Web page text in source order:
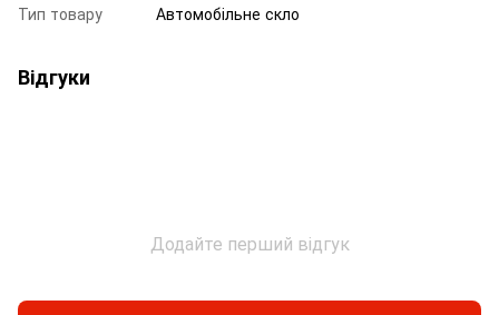
Тип товару
Автомобільне скло
Відгуки
Додайте перший відгук